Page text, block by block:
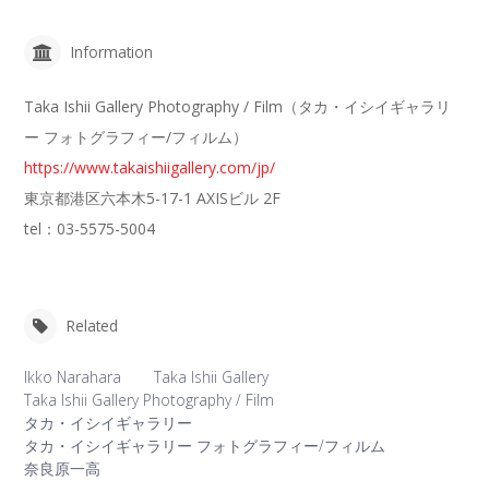
Information
Taka Ishii Gallery Photography / Film（タカ・イシイギャラリ
ー フォトグラフィー/フィルム）
https://www.takaishiigallery.com/jp/
東京都港区六本木5-17-1 AXISビル 2F
tel：03-5575-5004
Related
Ikko Narahara
Taka Ishii Gallery
Taka Ishii Gallery Photography / Film
タカ・イシイギャラリー
タカ・イシイギャラリー フォトグラフィー/フィルム
奈良原一高